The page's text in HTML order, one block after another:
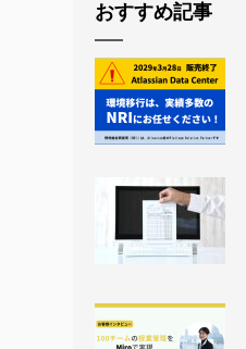
おすすめ記事